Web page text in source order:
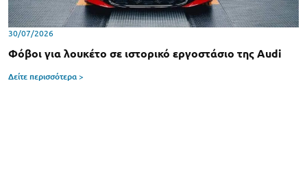
30/07/2026
Φόβοι για λουκέτο σε ιστορικό εργοστάσιο της Audi
Δείτε περισσότερα >